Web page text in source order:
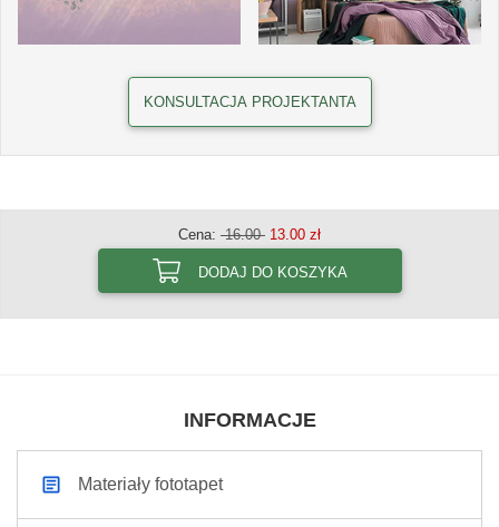
KONSULTACJA PROJEKTANTA
Cena: 16.00 13.00 zł
DODAJ DO KOSZYKA
INFORMACJE
Materiały fototapet